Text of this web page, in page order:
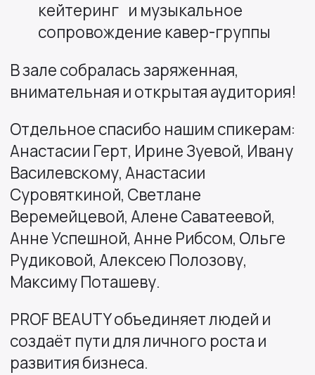
кейтеринг и музыкальное
сопровождение кавер-группы
В зале собралась заряженная,
внимательная и открытая аудитория!
Отдельное спасибо нашим спикерам:
Анастасии Герт, Ирине Зуевой, Ивану
Василевскому, Анастасии
Суровяткиной, Светлане
Веремейцевой, Алене Саватеевой,
Анне Успешной, Анне Рибсом, Ольге
Рудиковой, Алексею Полозову,
Максиму Поташеву.
PROF BEAUTY объединяет людей и
создаёт пути для личного роста и
развития бизнеса.